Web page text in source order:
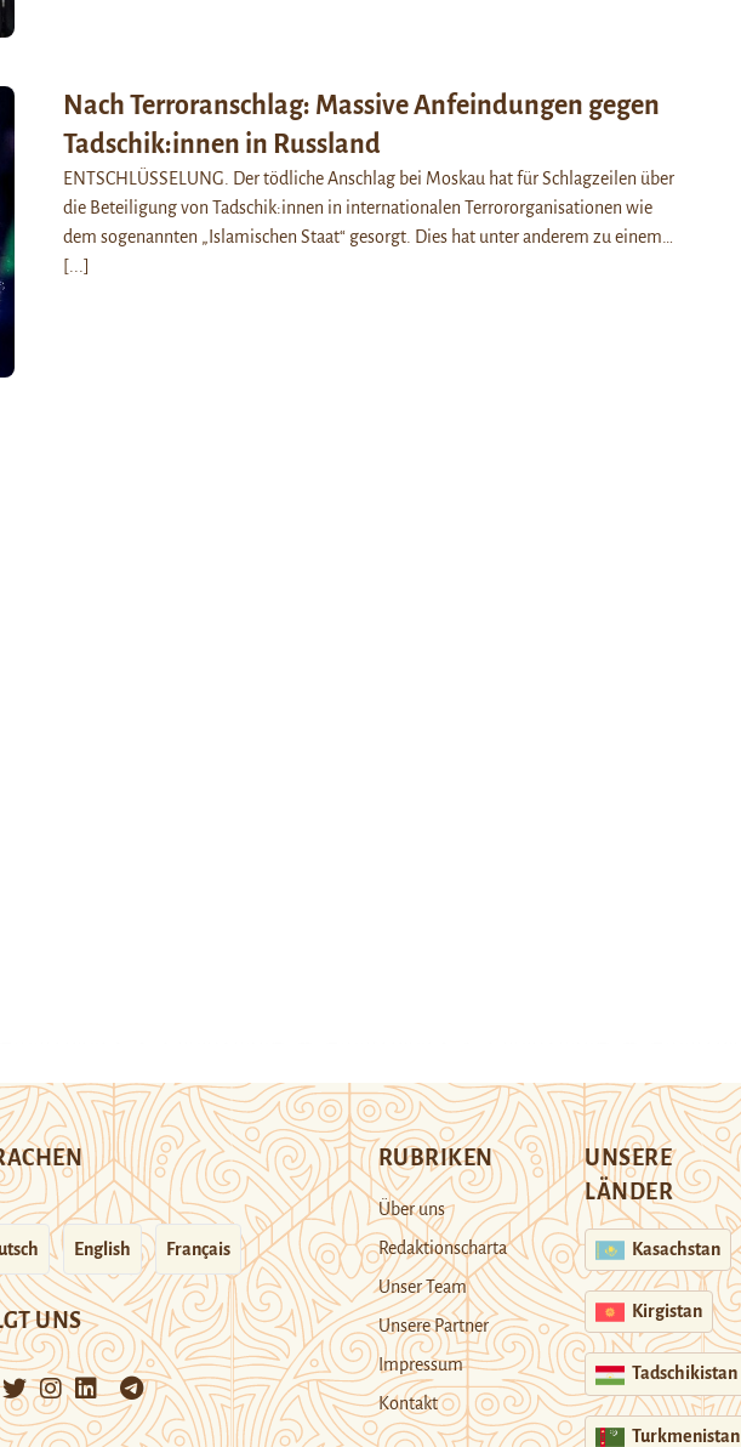
Nach Terroranschlag: Massive Anfeindungen gegen
Tadschik:innen in Russland
ENTSCHLÜSSELUNG. Der tödliche Anschlag bei Moskau hat für Schlagzeilen über
die Beteiligung von Tadschik:innen in internationalen Terrororganisationen wie
dem sogenannten „Islamischen Staat“ gesorgt. Dies hat unter anderem zu einem…
[...]
English Français
UNS
RUBRIKEN
Über uns
Redaktionscharta
Unser Team
Unsere Partner
Impressum
Kontakt
UNSERE
LÄNDER
Kasachstan
Kirgistan
Tadschikistan
Turkmenistan